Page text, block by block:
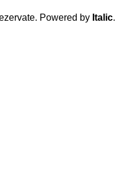
Powered by Italic.